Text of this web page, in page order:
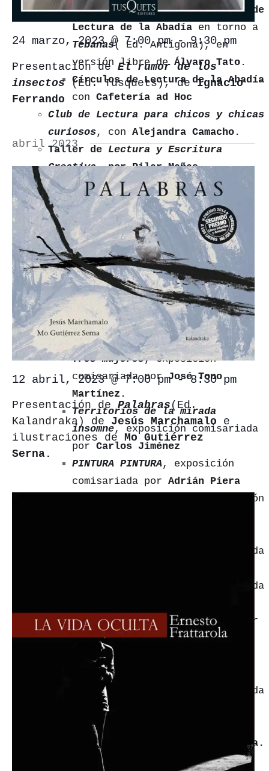
colaboración con losCírculos de
Lectura de la Abadía en torno a
Tebanas( Ed. Antígona), en
versión libre de Álvaro Tato .
Círculos de Lectura de la Abadía
con Cafetería ad Hoc
Club de Lectura para chicos y chicas
curiosos, con Alejandra Camacho .
Taller de Lectura y Escritura
Creativa, por Pilar Mañas.
Club de Lectura Novelas breves e
intensas , con Inés Mendoza.
Taller de lectura sobrecuento
europeo del siglo XX
con Alberto
Cubero.
Encuentros Lectores, con Lorena
Briedis.
Exposiciones
Exposición actual
Exposiciones anteriores
Tres mujeres, exposición
comisariada porJosé Tono
Martínez.
Territorios de la mirada
insomne, exposición comisariada
por Carlos Jiménez
PINTURA PINTURA, exposición
comisariada por Adrián Piera
, exposición
exposición colectiva comisariada
exposición comisariada
Cartas a Kafka , comisariada por
Jesús Gironés
Los hallazgos del flâneur
comisariada por
Pintar entre líneas
, comisariada
Julieta de Haro.
Caminante son tus huellas
comisariada por
Miguel Cereceda.
Saberes Heredados
, exposición
Presentación de El rumor de los
insectos(Ed. Tusquets), deIgnacio
Ferrando
24 marzo, 2023 @ 7:00 pm-9:30 pm
abril 2023
Presentación de Palabras (Ed.
Kalandraka) de Jesús Marchamalo e
ilustraciones de Mo Gutiérrez
Serna.
12 abril, 2023 @ 7:00 pm-8:30 pm